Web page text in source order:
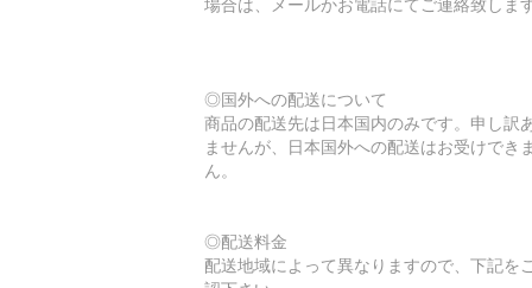
◎国外への配送について
商品の配送先は日本国内のみです。申し訳
ませんが、日本国外への配送はお受けでき
ん。
◎配送料金
配送地域によって異なりますので、下記を